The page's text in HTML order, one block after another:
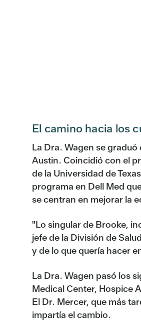
El camino hacia los
La Dra. Wagen se
Austin. Coincidió con el
de la Universidad de
programa en Dell Med
se centran en mejorar la
"Lo singular de Brooke,
jefe de la División de
y de lo que quería hacer
La Dra. Wagen pasó los
Medical Center, Hospice
El Dr. Mercer, que más
impartía el cambio.